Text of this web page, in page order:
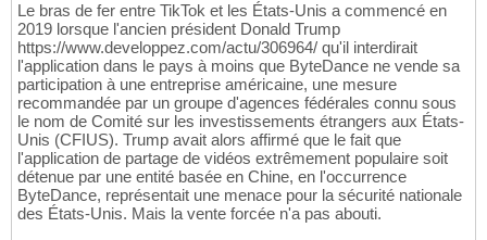
Le bras de fer entre TikTok et les États-Unis a commencé en
2019 lorsque l'ancien président Donald Trump
https://www.developpez.com/actu/306964/ qu'il interdirait
l'application dans le pays à moins que ByteDance ne vende sa
participation à une entreprise américaine, une mesure
recommandée par un groupe d'agences fédérales connu sous
le nom de Comité sur les investissements étrangers aux États-
Unis (CFIUS). Trump avait alors affirmé que le fait que
l'application de partage de vidéos extrêmement populaire soit
détenue par une entité basée en Chine, en l'occurrence
ByteDance, représentait une menace pour la sécurité nationale
des États-Unis. Mais la vente forcée n'a pas abouti.